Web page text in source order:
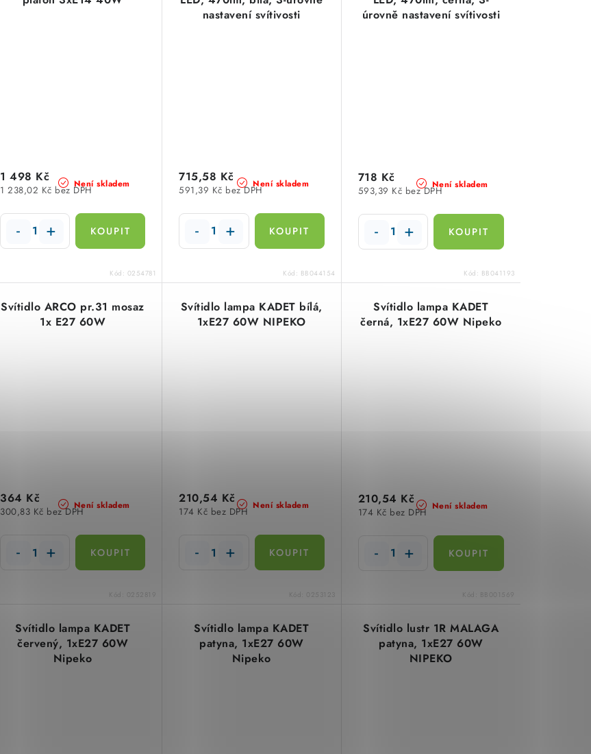
Není skladem
1 238,02 Kč bez DPH
1 498 Kč
Kód: 0254781
nastavení svítivosti
Není skladem
591,39 Kč bez DPH
715,58 Kč
Kód: BB044154
úrovně nastavení svítivosti
Není skladem
593,39 Kč bez DPH
718 Kč
Kód: BB041193
Svítidlo ARCO pr.31 mosaz
1x E27 60W
Není skladem
300,83 Kč bez DPH
364 Kč
Kód: 0252819
Svítidlo lampa KADET bílá,
1xE27 60W NIPEKO
Není skladem
174 Kč bez DPH
210,54 Kč
Kód: 0253123
Svítidlo lampa KADET
černá, 1xE27 60W Nipeko
Není skladem
174 Kč bez DPH
210,54 Kč
Kód: BB001569
Svítidlo lampa KADET
červený, 1xE27 60W
Nipeko
Svítidlo lampa KADET
patyna, 1xE27 60W
Nipeko
Svítidlo lustr 1R MALAGA
patyna, 1xE27 60W
NIPEKO